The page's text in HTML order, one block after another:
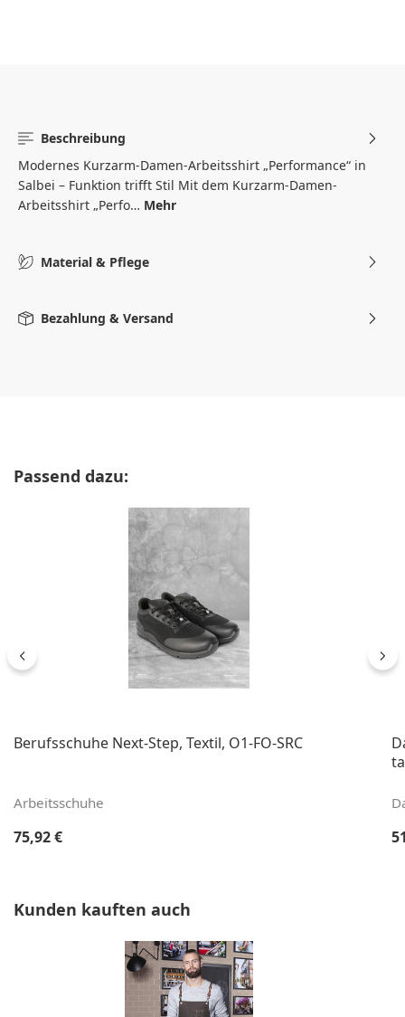
Beschreibung
Modernes Kurzarm-Damen-Arbeitsshirt „Performance“ in
Salbei – Funktion trifft Stil Mit dem Kurzarm-Damen-
Arbeitsshirt „Perfo… Mehr
Material & Pflege
Bezahlung & Versand
Produktgalerie überspringen
Passend dazu:
Berufsschuhe Next-Step, Textil, O1-FO-SRC
Arbeitsschuhe
Regulärer Preis:
75,92 €
Produktgalerie überspringen
Kunden kauften auch